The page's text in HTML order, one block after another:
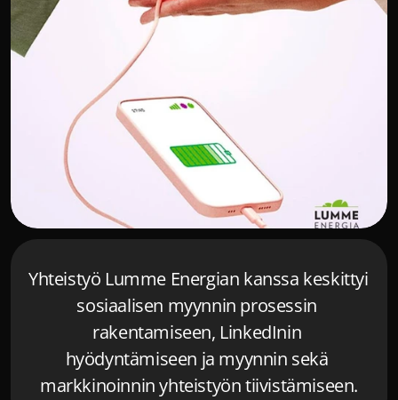
Yhteistyö Lumme Energian kanssa keskittyi
sosiaalisen myynnin prosessin
rakentamiseen, LinkedInin
hyödyntämiseen ja myynnin sekä
markkinoinnin yhteistyön tiivistämiseen.